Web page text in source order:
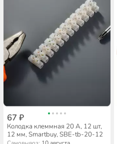
67 ₽
Колодка клеммная 20 А, 12 шт,
12 мм, Smartbuy, SBE-tb-20-12